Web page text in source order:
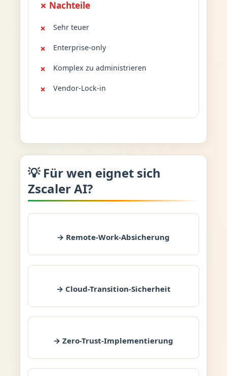
✗ Nachteile
Sehr teuer
Enterprise-only
Komplex zu administrieren
Vendor-Lock-in
💡 Für wen eignet sich
Zscaler AI?
→ Remote-Work-Absicherung
→ Cloud-Transition-Sicherheit
→ Zero-Trust-Implementierung